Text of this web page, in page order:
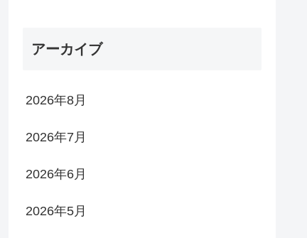
アーカイブ
2026年8月
2026年7月
2026年6月
2026年5月